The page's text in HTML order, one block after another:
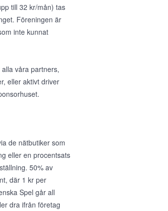
till 32 kr/mån) tas
Föreningen är
inte kunnat
våra partners,
eller aktivt driver
de nätbutiker som
eller en procentsats
50% av
där 1 kr per
Spel går all
dra ifrån företag